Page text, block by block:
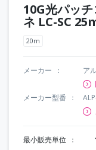
10G光パッ
ネ LC-SC
20m
メーカー
ア
メーカー型番
最小販売単位